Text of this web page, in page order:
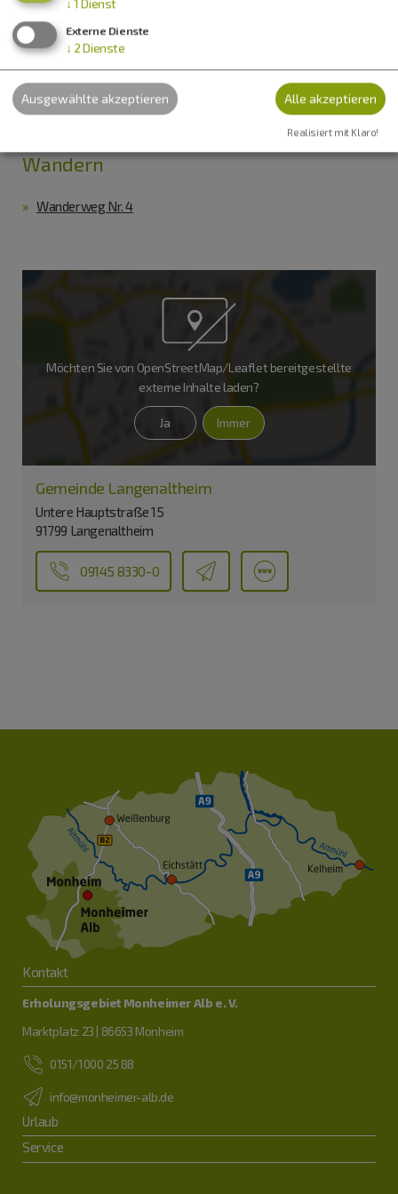
Lage
Wandern
Wanderweg Nr. 4
Möchten Sie von OpenStreetMap/Leafletbereitgestellte
externe Inhalte laden?
Ja Immer
Gemeinde Langenaltheim
Untere Hauptstraße 15
91799 Langenaltheim
09145 8330-0
Kontakt
Erholungsgebiet Monheimer Alb e. V.
Marktplatz 23 | 86653 Monheim
0151/1000 25 88
info@monheimer-alb.de
Urlaub
Service
↓ 1 Dienst
Externe Dienste
↓ 2 Dienste
Ausgewählte akzeptieren Alle akzeptieren
Realisiert mit Klaro!